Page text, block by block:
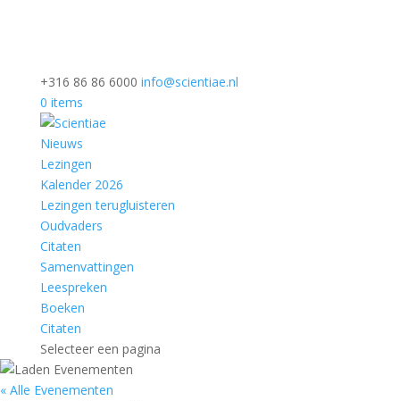
+316 86 86 6000 info@scientiae.nl
0 items
Nieuws
Lezingen
Kalender 2026
Lezingen terugluisteren
Oudvaders
Citaten
Samenvattingen
Leespreken
Boeken
Citaten
Selecteer een pagina
« Alle Evenementen